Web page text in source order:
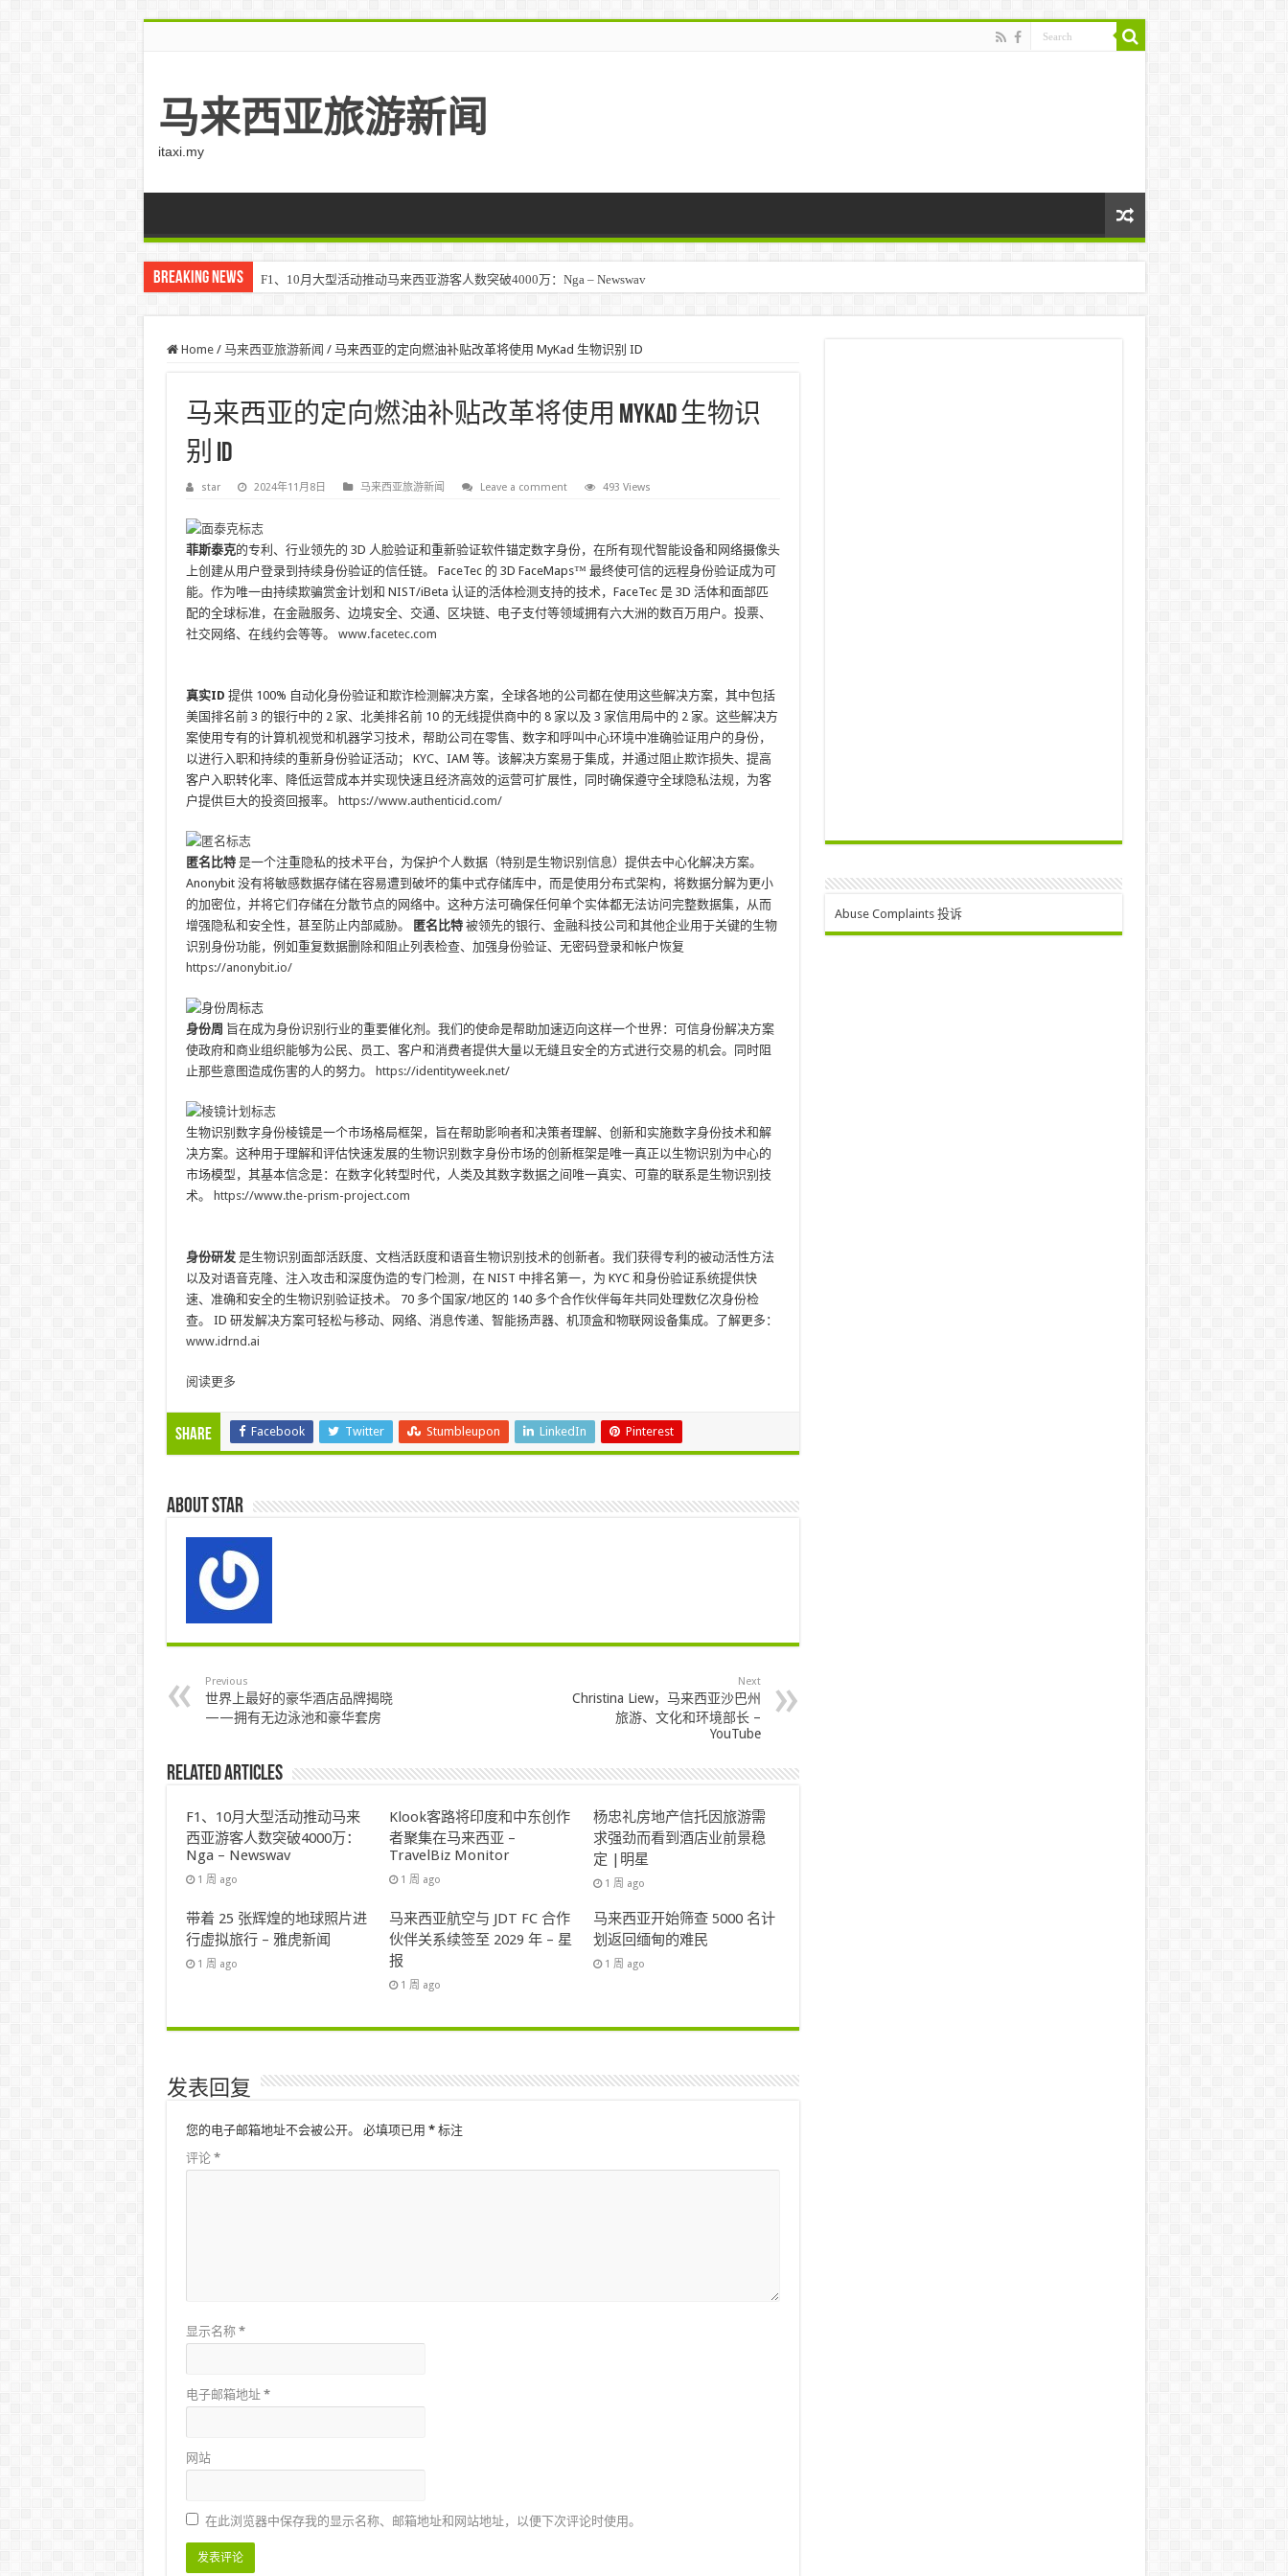
马来西亚旅游新闻
itaxi.my
Breaking News F1、10月大型活动推动马来西亚游客人数突破4000万：Nga – Newswav
Home / 马来西亚旅游新闻 / 马来西亚的定向燃油补贴改革将使用 MyKad 生物识别 ID
马来西亚的定向燃油补贴改革将使用 MyKad 生物识
别 ID
star 2024年11月8日 马来西亚旅游新闻 Leave a comment 493 Views
菲斯泰克的专利、行业领先的 3D 人脸验证和重新验证软件锚定数字身份，在所有现代智能设备和网络摄像头
上创建从用户登录到持续身份验证的信任链。 FaceTec 的 3D FaceMaps™ 最终使可信的远程身份验证成为可
能。作为唯一由持续欺骗赏金计划和 NIST/iBeta 认证的活体检测支持的技术，FaceTec 是 3D 活体和面部匹
配的全球标准，在金融服务、边境安全、交通、区块链、电子支付等领域拥有六大洲的数百万用户。投票、
社交网络、在线约会等等。 www.facetec.com
真实ID 提供 100% 自动化身份验证和欺诈检测解决方案，全球各地的公司都在使用这些解决方案，其中包括
美国排名前 3 的银行中的 2 家、北美排名前 10 的无线提供商中的 8 家以及 3 家信用局中的 2 家。这些解决方
案使用专有的计算机视觉和机器学习技术，帮助公司在零售、数字和呼叫中心环境中准确验证用户的身份，
以进行入职和持续的重新身份验证活动； KYC、IAM 等。该解决方案易于集成，并通过阻止欺诈损失、提高
客户入职转化率、降低运营成本并实现快速且经济高效的运营可扩展性，同时确保遵守全球隐私法规，为客
户提供巨大的投资回报率。
https://www.authenticid.com/
匿名比特是一个注重隐私的技术平台，为保护个人数据（特别是生物识别信息）提供去中心化解决方案。
Anonybit 没有将敏感数据存储在容易遭到破坏的集中式存储库中，而是使用分布式架构，将数据分解为更小
的加密位，并将它们存储在分散节点的网络中。这种方法可确保任何单个实体都无法访问完整数据集，从而
增强隐私和安全性，甚至防止内部威胁。
匿名比特被领先的银行、金融科技公司和其他企业用于关键的生物
识别身份功能，例如重复数据删除和阻止列表检查、加强身份验证、无密码登录和帐户恢复
https://anonybit.io/
身份周 旨在成为身份识别行业的重要催化剂。我们的使命是帮助加速迈向这样一个世界：可信身份解决方案
使政府和商业组织能够为公民、员工、客户和消费者提供大量以无缝且安全的方式进行交易的机会。同时阻
止那些意图造成伤害的人的努力。
https://identityweek.net/
生物识别数字身份棱镜是一个市场格局框架，旨在帮助影响者和决策者理解、创新和实施数字身份技术和解
决方案。这种用于理解和评估快速发展的生物识别数字身份市场的创新框架是唯一真正以生物识别为中心的
市场模型，其基本信念是：在数字化转型时代，人类及其数字数据之间唯一真实、可靠的联系是生物识别技
术。
https://www.the-prism-project.com
身份研发是生物识别面部活跃度、文档活跃度和语音生物识别技术的创新者。我们获得专利的被动活性方法
以及对语音克隆、注入攻击和深度伪造的专门检测，在 NIST 中排名第一，为 KYC 和身份验证系统提供快
速、准确和安全的生物识别验证技术。 70 多个国家/地区的 140 多个合作伙伴每年共同处理数亿次身份检
查。 ID 研发解决方案可轻松与移动、网络、消息传递、智能扬声器、机顶盒和物联网设备集成。了解更多：
www.idrnd.ai
阅读更多
Share Facebook Twitter Stumbleupon LinkedIn Pinterest
About star
Previous
世界上最好的豪华酒店品牌揭晓
——拥有无边泳池和豪华套房
Next
Christina Liew，马来西亚沙巴州
旅游、文化和环境部长 –
YouTube
Related Articles
F1、10月大型活动推动马来
西亚游客人数突破4000万：
Nga – Newswav
1 周 ago
Klook客路将印度和中东创作
者聚集在马来西亚 –
TravelBiz Monitor
1 周 ago
杨忠礼房地产信托因旅游需
求强劲而看到酒店业前景稳
定 |明星
1 周 ago
带着 25 张辉煌的地球照片进
行虚拟旅行 – 雅虎新闻
1 周 ago
马来西亚航空与 JDT FC 合作
伙伴关系续签至 2029 年 – 星
报
1 周 ago
马来西亚开始筛查 5000 名计
划返回缅甸的难民
1 周 ago
发表回复
您的电子邮箱地址不会被公开。 必填项已用 *标注
评论 *
显示名称 *
电子邮箱地址 *
网站
在此浏览器中保存我的显示名称、邮箱地址和网站地址，以便下次评论时使用。
Abuse Complaints 投诉